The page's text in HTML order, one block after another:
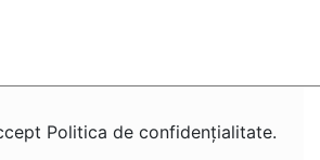
Politica de confidențialitate.